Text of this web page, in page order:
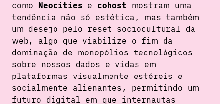
como Neocities e cohost mostram uma
tendência não só estética, mas também
um desejo pelo reset sociocultural da
web, algo que viabilize o fim da
dominação de monopólios tecnológicos
sobre nossos dados e vidas em
plataformas visualmente estéreis e
socialmente alienantes, permitindo um
futuro digital em que internautas